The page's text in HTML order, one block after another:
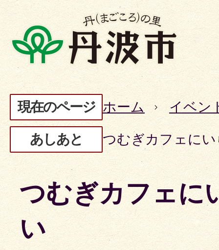
現在のページ ホーム イベン
あしあと つむぎカフェに
つむぎカフェに
い